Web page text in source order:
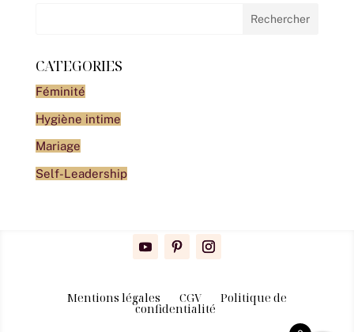
CATEGORIES
Féminité
Hygiène intime
Mariage
Self-Leadership
Mentions légales CGV Politique de
confidentialité